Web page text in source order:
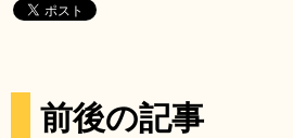
前後の記事